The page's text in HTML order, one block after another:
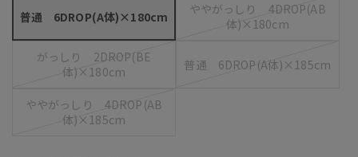
普通 6DROP(A体)×180cm
ややがっしり 4DROP(AB
体)×180cm
がっしり 2DROP(BE
体)×180cm
普通 6DROP(A体)×185cm
ややがっしり 4DROP(AB
体)×185cm